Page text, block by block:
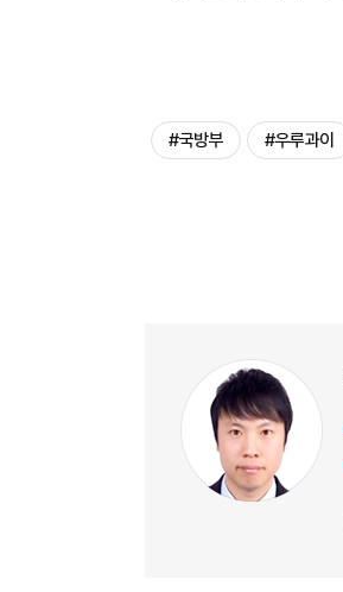
#국방부 #우루과이